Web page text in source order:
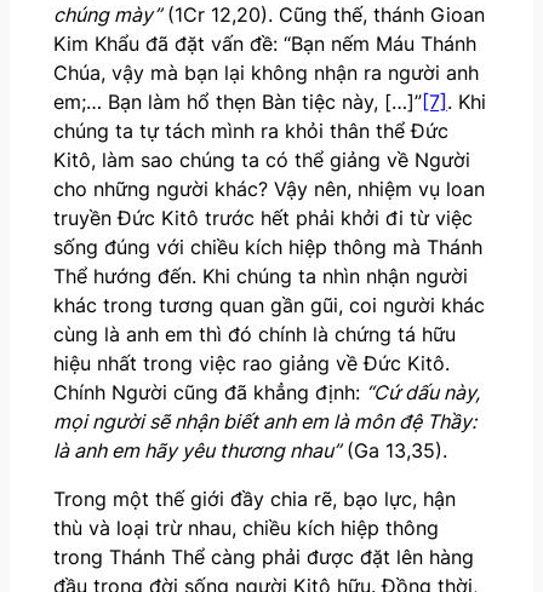
chúng mày”(1Cr 12,20). Cũng thế, thánh Gioan
Kim Khẩu đã đặt vấn đề: “Bạn nếm Máu Thánh
Chúa, vậy mà bạn lại không nhận ra người anh
em;… Bạn làm hổ thẹn Bàn tiệc này, […]”[7] . Khi
chúng ta tự tách mình ra khỏi thân thể Đức
Kitô, làm sao chúng ta có thể giảng về Người
cho những người khác? Vậy nên, nhiệm vụ loan
truyền Đức Kitô trước hết phải khởi đi từ việc
sống đúng với chiều kích hiệp thông mà Thánh
Thể hướng đến. Khi chúng ta nhìn nhận người
khác trong tương quan gần gũi, coi người khác
cùng là anh em thì đó chính là chứng tá hữu
hiệu nhất trong việc rao giảng về Đức Kitô.
Chính Người cũng đã khẳng định: “Cứ dấu này,
mọi người sẽ nhận biết anh em là môn đệ Thầy:
là anh em hãy yêu thương nhau”(Ga 13,35).
Trong một thế giới đầy chia rẽ, bạo lực, hận
thù và loại trừ nhau, chiều kích hiệp thông
trong Thánh Thể càng phải được đặt lên hàng
đầu trong đời sống người Kitô hữu. Đồng thời,